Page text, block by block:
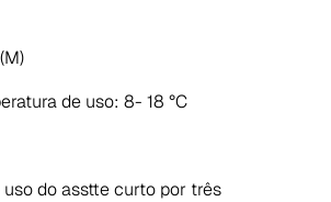
de uso: 8- 18 °C
uso do asstte curto por três